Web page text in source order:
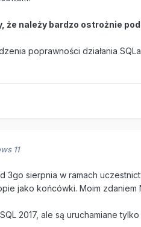
należy bardzo ostrożnie
poprawności działania
11
3go sierpnia w ramach
jako końcówki. Moim zdaniem
2017, ale są uruchamiane